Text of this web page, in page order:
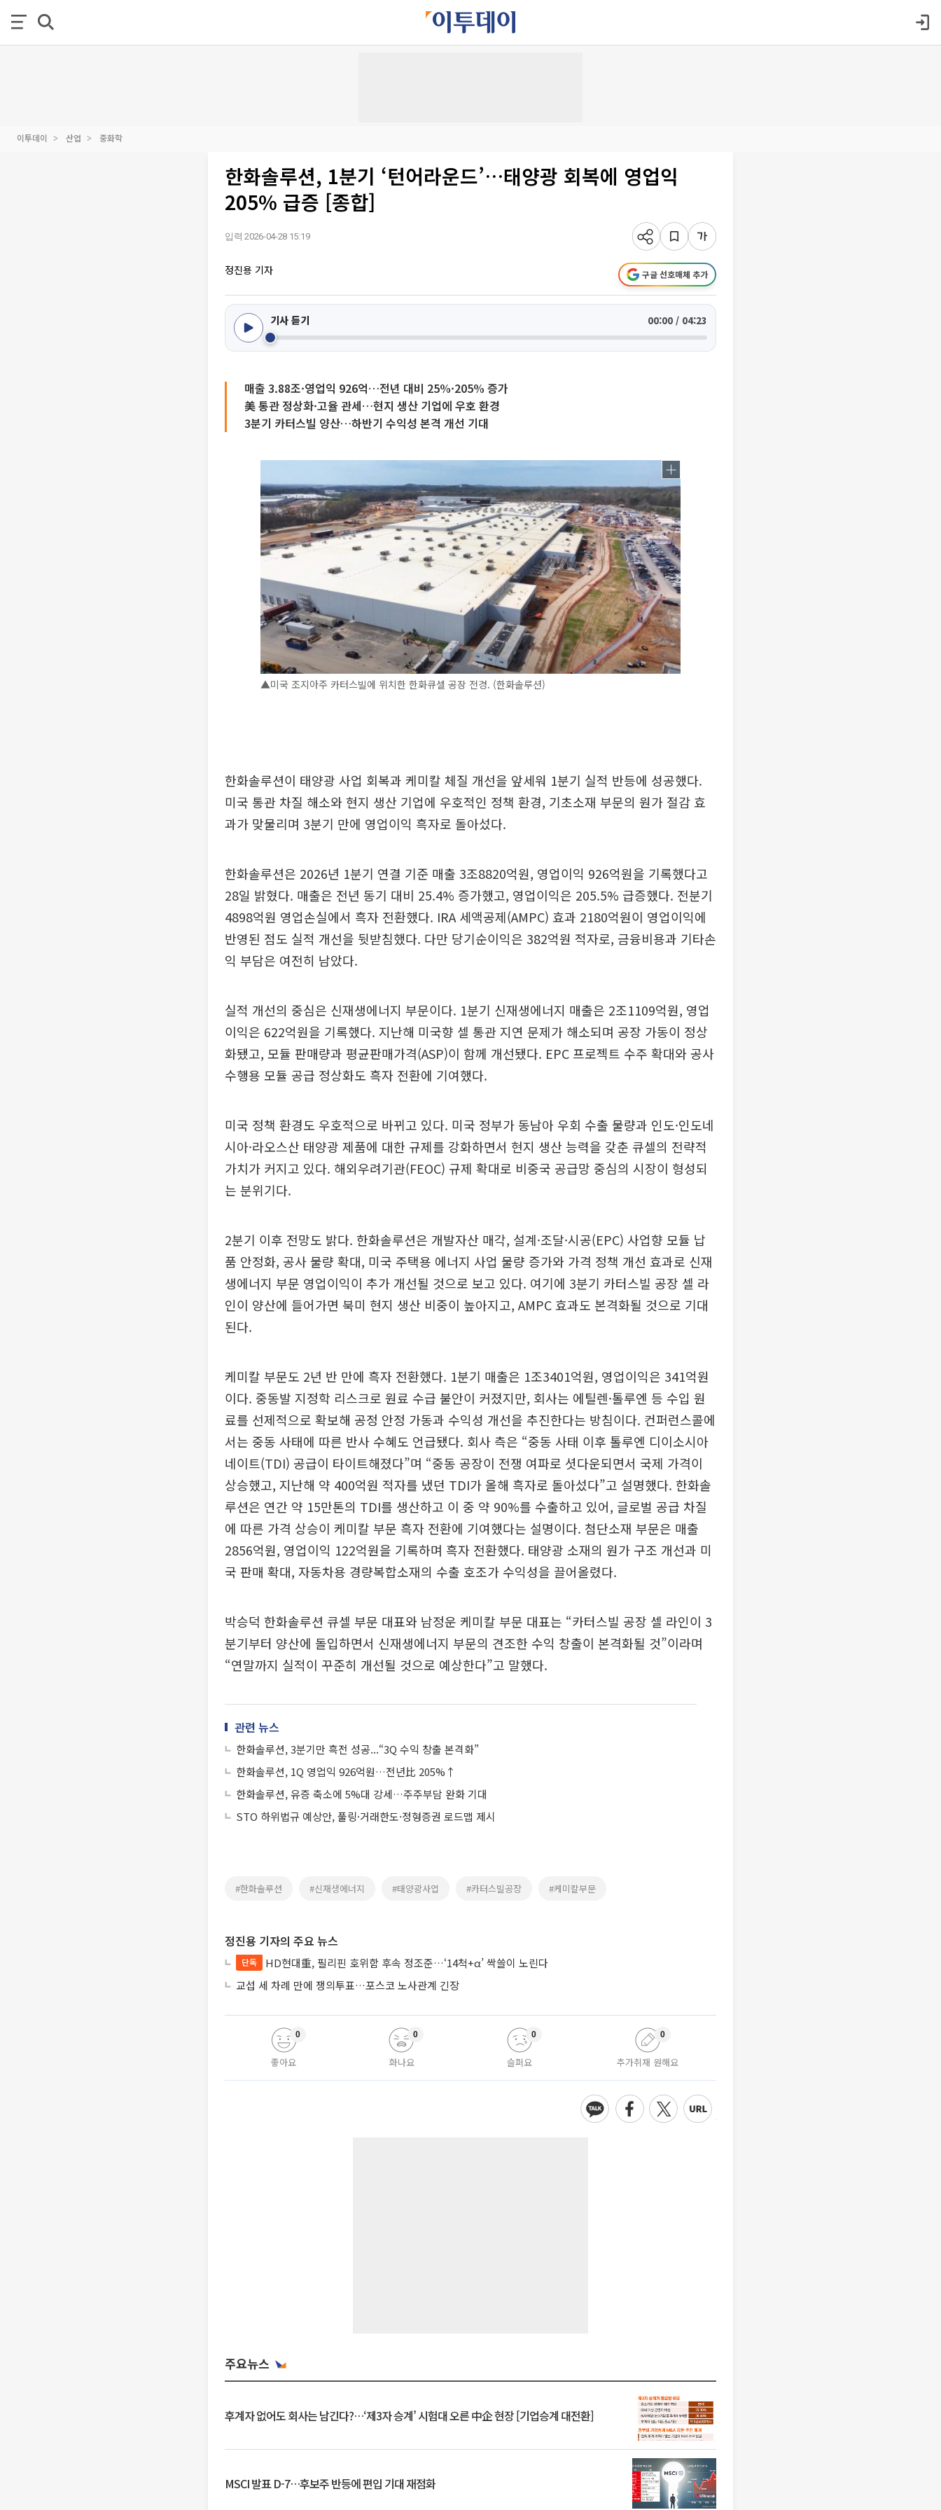
이투데이 산업 중화학
한화솔루션, 1분기 ‘턴어라운드’…태양광 회복에 영업익
205% 급증 [종합]
입력 2026-04-28 15:19
정진용 기자 구글 선호매체 추가
기사 듣기 00:00 / 04:23
매출 3.88조·영업익 926억…전년 대비 25%·205% 증가
美 통관 정상화·고율 관세…현지 생산 기업에 우호 환경
3분기 카터스빌 양산…하반기 수익성 본격 개선 기대
▲미국 조지아주 카터스빌에 위치한 한화큐셀 공장 전경. (한화솔루션)
한화솔루션이 태양광 사업 회복과 케미칼 체질 개선을 앞세워 1분기 실적 반등에 성공했다.
미국 통관 차질 해소와 현지 생산 기업에 우호적인 정책 환경, 기초소재 부문의 원가 절감 효
과가 맞물리며 3분기 만에 영업이익 흑자로 돌아섰다.
한화솔루션은 2026년 1분기 연결 기준 매출 3조8820억원, 영업이익 926억원을 기록했다고
28일 밝혔다. 매출은 전년 동기 대비 25.4% 증가했고, 영업이익은 205.5% 급증했다. 전분기
4898억원 영업손실에서 흑자 전환했다. IRA 세액공제(AMPC) 효과 2180억원이 영업이익에
반영된 점도 실적 개선을 뒷받침했다. 다만 당기순이익은 382억원 적자로, 금융비용과 기타손
익 부담은 여전히 남았다.
실적 개선의 중심은 신재생에너지 부문이다. 1분기 신재생에너지 매출은 2조1109억원, 영업
이익은 622억원을 기록했다. 지난해 미국향 셀 통관 지연 문제가 해소되며 공장 가동이 정상
화됐고, 모듈 판매량과 평균판매가격(ASP)이 함께 개선됐다. EPC 프로젝트 수주 확대와 공사
수행용 모듈 공급 정상화도 흑자 전환에 기여했다.
미국 정책 환경도 우호적으로 바뀌고 있다. 미국 정부가 동남아 우회 수출 물량과 인도·인도네
시아·라오스산 태양광 제품에 대한 규제를 강화하면서 현지 생산 능력을 갖춘 큐셀의 전략적
가치가 커지고 있다. 해외우려기관(FEOC) 규제 확대로 비중국 공급망 중심의 시장이 형성되
는 분위기다.
2분기 이후 전망도 밝다. 한화솔루션은 개발자산 매각, 설계·조달·시공(EPC) 사업향 모듈 납
품 안정화, 공사 물량 확대, 미국 주택용 에너지 사업 물량 증가와 가격 정책 개선 효과로 신재
생에너지 부문 영업이익이 추가 개선될 것으로 보고 있다. 여기에 3분기 카터스빌 공장 셀 라
인이 양산에 들어가면 북미 현지 생산 비중이 높아지고, AMPC 효과도 본격화될 것으로 기대
된다.
케미칼 부문도 2년 반 만에 흑자 전환했다. 1분기 매출은 1조3401억원, 영업이익은 341억원
이다. 중동발 지정학 리스크로 원료 수급 불안이 커졌지만, 회사는 에틸렌·톨루엔 등 수입 원
료를 선제적으로 확보해 공정 안정 가동과 수익성 개선을 추진한다는 방침이다. 컨퍼런스콜에
서는 중동 사태에 따른 반사 수혜도 언급됐다. 회사 측은 “중동 사태 이후 톨루엔 디이소시아
네이트(TDI) 공급이 타이트해졌다”며 “중동 공장이 전쟁 여파로 셧다운되면서 국제 가격이
상승했고, 지난해 약 400억원 적자를 냈던 TDI가 올해 흑자로 돌아섰다”고 설명했다. 한화솔
루션은 연간 약 15만톤의 TDI를 생산하고 이 중 약 90%를 수출하고 있어, 글로벌 공급 차질
에 따른 가격 상승이 케미칼 부문 흑자 전환에 기여했다는 설명이다. 첨단소재 부문은 매출
2856억원, 영업이익 122억원을 기록하며 흑자 전환했다. 태양광 소재의 원가 구조 개선과 미
국 판매 확대, 자동차용 경량복합소재의 수출 호조가 수익성을 끌어올렸다.
박승덕 한화솔루션 큐셀 부문 대표와 남정운 케미칼 부문 대표는 “카터스빌 공장 셀 라인이 3
분기부터 양산에 돌입하면서 신재생에너지 부문의 견조한 수익 창출이 본격화될 것”이라며
“연말까지 실적이 꾸준히 개선될 것으로 예상한다”고 말했다.
관련 뉴스
한화솔루션, 3분기만 흑전 성공...“3Q 수익 창출 본격화”
한화솔루션, 1Q 영업익 926억원…전년比 205%↑
한화솔루션, 유증 축소에 5%대 강세…주주부담 완화 기대
STO 하위법규 예상안, 풀링·거래한도·정형증권 로드맵 제시
#한화솔루션 #신재생에너지 #태양광사업 #카터스빌공장 #케미칼부문
정진용 기자의 주요 뉴스
단독
HD현대重, 필리핀 호위함 후속 정조준…‘14척+α’ 싹쓸이 노린다
교섭 세 차례 만에 쟁의투표…포스코 노사관계 긴장
좋아요
0
화나요
0
슬퍼요
0
추가취재 원해요
0
주요뉴스
후계자 없어도 회사는 남긴다?…‘제3자 승계’ 시험대 오른 中企 현장 [기업승계 대전환]
MSCI 발표 D-7…후보주 반등에 편입 기대 재점화